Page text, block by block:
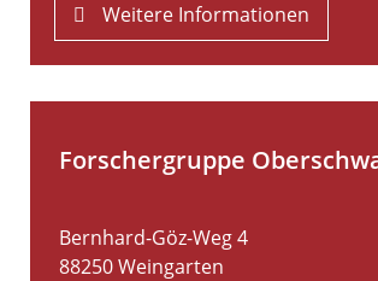
Weitere Informationen
Forschergruppe
Bernhard-Göz-Weg 4
88250Weingarten